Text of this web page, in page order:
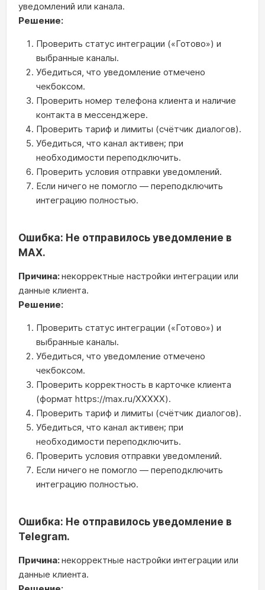
уведомлений или канала.
Решение:
Проверить статус интеграции («Готово») и
выбранные каналы.
Убедиться, что уведомление отмечено
чекбоксом.
Проверить номер телефона клиента и наличие
контакта в мессенджере.
Проверить тариф и лимиты (счётчик диалогов).
Убедиться, что канал активен; при
необходимости переподключить.
Проверить условия отправки уведомлений.
Если ничего не помогло — переподключить
интеграцию полностью.
Ошибка: Не отправилось уведомление в
МАХ.
Причина:некорректные настройки интеграции или
данные клиента.
Решение:
Проверить статус интеграции («Готово») и
выбранные каналы.
Убедиться, что уведомление отмечено
чекбоксом.
Проверить корректность в карточке клиента
(формат https://max.ru/XXXXX).
Проверить тариф и лимиты (счётчик диалогов).
Убедиться, что канал активен; при
необходимости переподключить.
Проверить условия отправки уведомлений.
Если ничего не помогло — переподключить
интеграцию полностью.
Ошибка: Не отправилось уведомление в
Telegram.
Причина:некорректные настройки интеграции или
данные клиента.